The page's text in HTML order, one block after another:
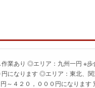
業あり ◎エリア：九州一円 ※歩
になります ◎エリア：東北、
～４２０，０００円になります